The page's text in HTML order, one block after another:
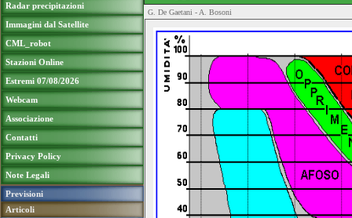
Radar precipitazioni
Immagini dal Satellite
CML_robot
Stazioni Online
Estremi 07/08/2026
Webcam
Associazione
Contatti
Privacy Policy
Note Legali
Previsioni
Articoli
G. De Gaetani - A. Bosoni